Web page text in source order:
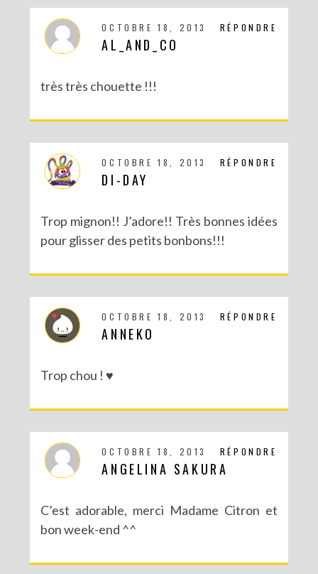
DIY – UN CALENDRIER DE L’AVENT TOUT EN IMAGES
RÉPONDRE
OCTOBRE 18, 2013
AL_AND_CO
très très chouette !!!
RÉPONDRE
OCTOBRE 18, 2013
DI-DAY
Trop mignon!! J’adore!! Très bonnes idées
pour glisser des petits bonbons!!!
RÉPONDRE
OCTOBRE 18, 2013
ANNEKO
Trop chou ! ♥
RÉPONDRE
OCTOBRE 18, 2013
ANGELINA SAKURA
C’est adorable, merci Madame Citron et
bon week-end ^^